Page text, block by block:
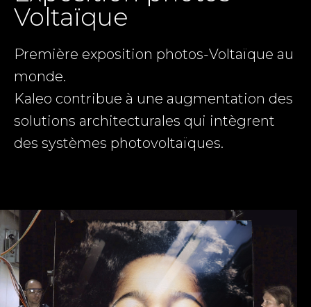
Voltaïque
Première exposition photos-Voltaïque au
monde.
Kaleo contribue à une augmentation des
solutions architecturales qui intègrent
des systèmes photovoltaïques.